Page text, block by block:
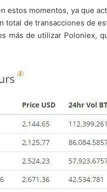
estos momentos, ya que
de transacciones de
más de utilizar Poloniex,